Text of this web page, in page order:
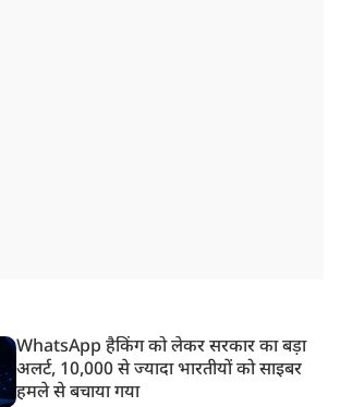
WhatsApp हैकिंग को लेकर सरकार का बड़ा
अलर्ट, 10,000 से ज्यादा भारतीयों को साइबर
हमले से बचाया गया